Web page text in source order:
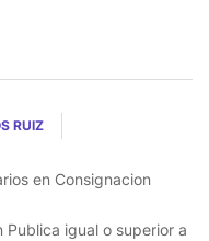
RUIZ
en Consignacion
Publica igual o superior a